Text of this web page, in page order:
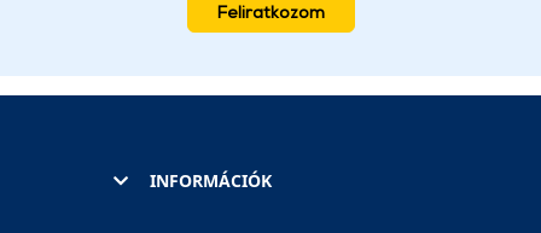
Feliratkozom
INFORMÁCIÓK